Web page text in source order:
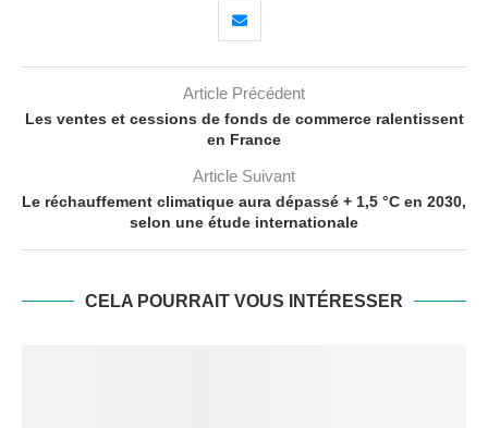
Article Précédent
Les ventes et cessions de fonds de commerce ralentissent
en France
Article Suivant
Le réchauffement climatique aura dépassé + 1,5 °C en 2030,
selon une étude internationale
CELA POURRAIT VOUS INTÉRESSER